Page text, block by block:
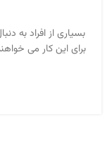
بسیاری از افراد به
برای این کار می